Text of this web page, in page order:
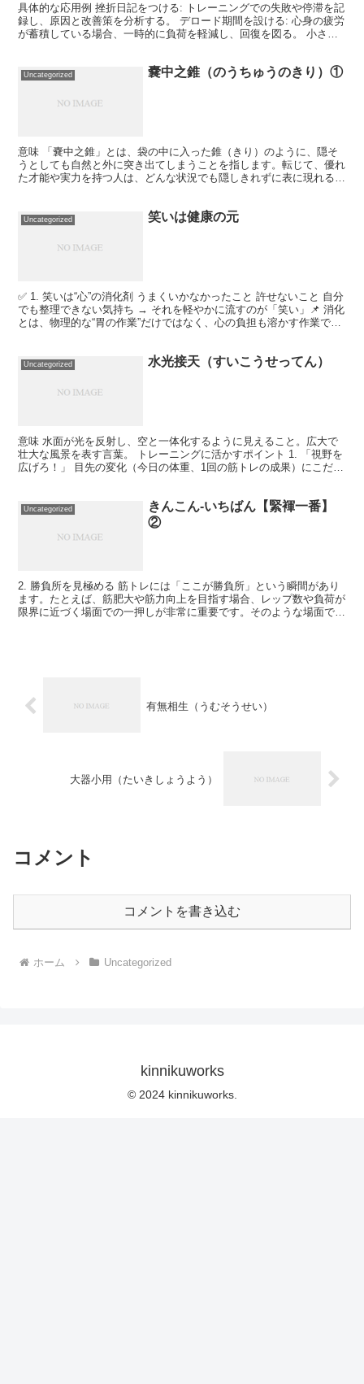
具体的な応用例 挫折日記をつける: トレーニングでの失敗や停滞を記
録し、原因と改善策を分析する。 デロード期間を設ける: 心身の疲労
が蓄積している場合、一時的に負荷を軽減し、回復を図る。 小さな
Uncategorized 嚢中之錐（のうちゅうのきり）①
意味 「嚢中之錐」とは、袋の中に入った錐（きり）のように、隠そ
うとしても自然と外に突き出てしまうことを指します。転じて、優れ
た才能や実力を持つ人は、どんな状況でも隠しきれずに表に現れると
Uncategorized 笑いは健康の元
✅ 1. 笑いは“心”の消化剤 うまくいかなかったこと 許せないこと 自分
でも整理できない気持ち → それを軽やかに流すのが「笑い」📌 消化
とは、物理的な“胃の作業”だけではなく、心の負担も溶かす作業であ
Uncategorized 水光接天（すいこうせってん）
意味 水面が光を反射し、空と一体化するように見えること。広大で
壮大な風景を表す言葉。 トレーニングに活かすポイント 1. 「視野を
広げろ！」 目先の変化（今日の体重、1回の筋トレの成果）にこだわ
Uncategorized
きんこん-いちばん【緊褌一番】
②
2. 勝負所を見極める 筋トレには「ここが勝負所」という瞬間があり
ます。たとえば、筋肥大や筋力向上を目指す場合、レップ数や負荷が
限界に近づく場面での一押しが非常に重要です。そのような場面で
有無相生（うむそうせい）
大器小用（たいきしょうよう）
コメント
コメントを書き込む
ホーム Uncategorized
kinnikuworks
© 2024 kinnikuworks.